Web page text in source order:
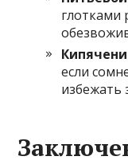
глотками
если
избежать